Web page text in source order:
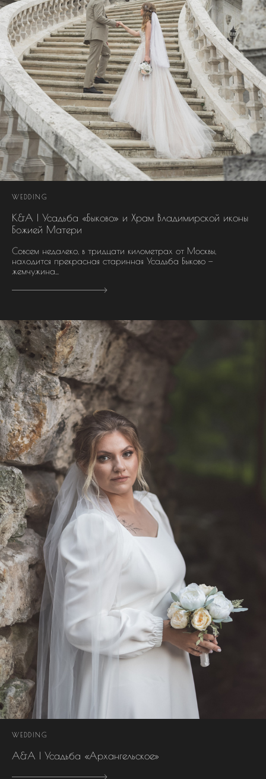
WEDDING
К&А | Усадьба «Быково» и Храм Владимирской иконы
Божией Матери
Совсем недалеко, в тридцати километрах от Москвы,
находится прекрасная старинная Усадьба Быково —
жемчужина...
WEDDING
А&А | Усадьба «Архангельское»